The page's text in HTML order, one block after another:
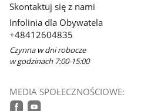
nowym
oknie
Skontaktuj się z nami
Infolinia dla Obywatela
+48412604835
Czynna w dni robocze
w godzinach 7:00-15:00
MEDIA SPOŁECZNOŚCIOWE: